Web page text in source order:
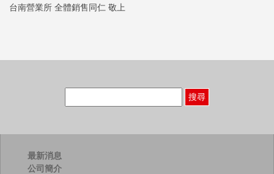
台南營業所 全體銷售同仁 敬上
搜
關
最新消息
公司簡介